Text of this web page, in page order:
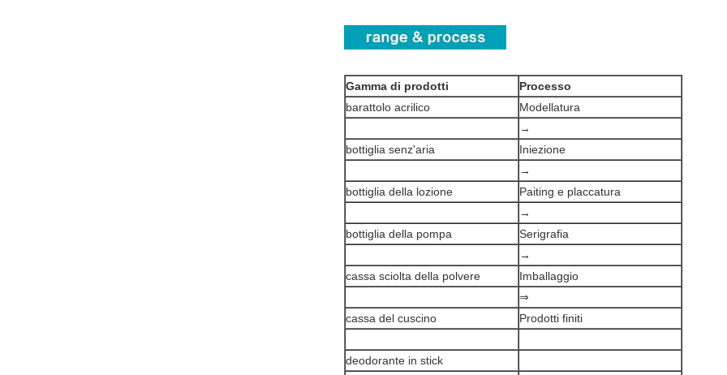
Gamma di prodotti
Processo
barattolo acrilico
Modellatura
→
bottiglia senz'aria
Iniezione
→
bottiglia della lozione
Paiting e placcatura
→
bottiglia della pompa
Serigrafia
→
cassa sciolta della polvere
Imballaggio
⇒
cassa del cuscino
Prodotti finiti
deodorante in stick